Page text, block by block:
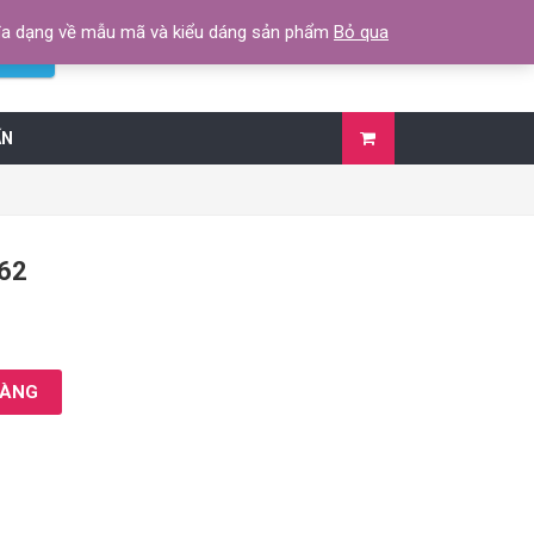
0789 131 772
dạng về mẫu mã và kiểu dáng sản phẩm Bỏ qua